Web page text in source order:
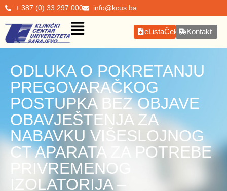
+ 387 (0) 33 297 000 info@kcus.ba
eListaČekanjaKontakt
ODLUKA O POKRETANJU
PREGOVARAČKOG
POSTUPKA BEZ OBJAVE
OBAVJEŠTENJA ZA
NABAVKU VIŠESLOJNOG
CT APARATA ZA POTREBE
PRIVREMENOG
IZOLATORIJA –